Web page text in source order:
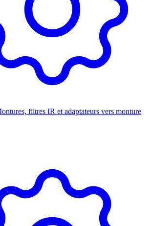
filtres IR et adaptateurs vers monture